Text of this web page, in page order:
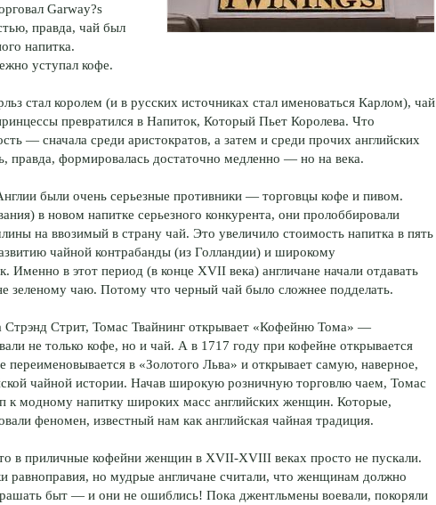
Garway?s
правда, чай был
напитка.
уступал кофе.
стал королем (и в русских источниках стал именоваться Карлом), чай
превратился в Напиток, Который Пьет Королева. Что
— сначала среди аристократов, а затем и среди прочих английских
правда, формировалась достаточно медленно — но на века.
были очень серьезные противники — торговцы кофе и пивом.
в новом напитке серьезного конкурента, они пролоббировали
на ввозимый в страну чай. Это увеличило стоимость напитка в пять
чайной контрабанды (из Голландии) и широкому
Именно в этот период (в конце XVII века) англичане начали отдавать
зеленому чаю. Потому что черный чай было сложнее подделать.
Стрэнд Стрит, Томас Твайнинг открывает «Кофейню Тома» —
не только кофе, но и чай. А в 1717 году при кофейне открывается
переименовывается в «Золотого Льва» и открывает самую, наверное,
чайной истории. Начав широкую розничную торговлю чаем, Томас
к модному напитку широких масс английских женщин. Которые,
феномен, известный нам как английская чайная традиция.
в приличные кофейни женщин в XVII-XVIII веках просто не пускали.
равноправия, но мудрые англичане считали, что женщинам должно
быт — и они не ошиблись! Пока джентльмены воевали, покоряли